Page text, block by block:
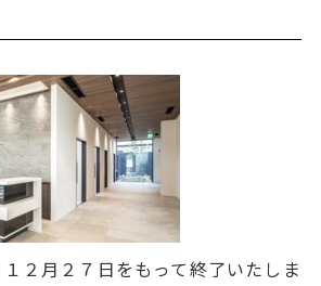
２月２７日をもって終了いたしま